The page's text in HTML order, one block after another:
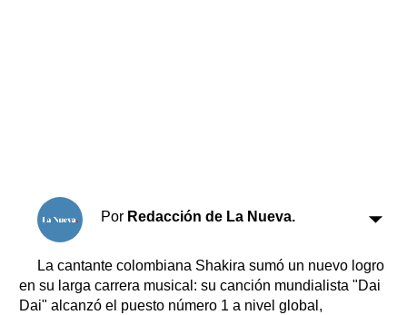
Por Redacción de La Nueva.
La cantante colombiana Shakira sumó un nuevo logro
en su larga carrera musical: su canción mundialista "Dai
Dai" alcanzó el puesto número 1 a nivel global,